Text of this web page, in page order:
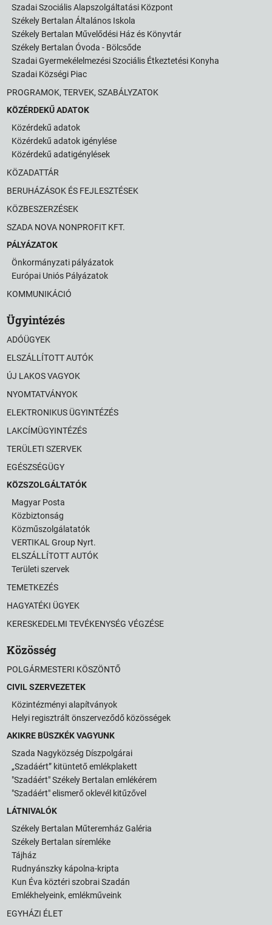
Szadai Szociális Alapszolgáltatási Központ
Székely Bertalan Általános Iskola
Székely Bertalan Művelődési Ház és Könyvtár
Székely Bertalan Óvoda - Bölcsőde
Szadai Gyermekélelmezési Szociális Étkeztetési Konyha
Szadai Községi Piac
PROGRAMOK, TERVEK, SZABÁLYZATOK
KÖZÉRDEKŰ ADATOK
Közérdekű adatok
Közérdekű adatok igénylése
Közérdekű adatigénylések
KÖZADATTÁR
BERUHÁZÁSOK ÉS FEJLESZTÉSEK
KÖZBESZERZÉSEK
SZADA NOVA NONPROFIT KFT.
PÁLYÁZATOK
Önkormányzati pályázatok
Európai Uniós Pályázatok
KOMMUNIKÁCIÓ
Ügyintézés
ADÓÜGYEK
ELSZÁLLÍTOTT AUTÓK
ÚJ LAKOS VAGYOK
NYOMTATVÁNYOK
ELEKTRONIKUS ÜGYINTÉZÉS
LAKCÍMÜGYINTÉZÉS
TERÜLETI SZERVEK
EGÉSZSÉGÜGY
KÖZSZOLGÁLTATÓK
Magyar Posta
Közbiztonság
Közműszolgálatatók
VERTIKAL Group Nyrt.
ELSZÁLLÍTOTT AUTÓK
Területi szervek
TEMETKEZÉS
HAGYATÉKI ÜGYEK
KERESKEDELMI TEVÉKENYSÉG VÉGZÉSE
Közösség
POLGÁRMESTERI KÖSZÖNTŐ
CIVIL SZERVEZETEK
Közintézményi alapítványok
Helyi regisztrált önszerveződő közösségek
AKIKRE BÜSZKÉK VAGYUNK
Szada Nagyközség Díszpolgárai
„Szadáért” kitüntető emlékplakett
"Szadáért" Székely Bertalan emlékérem
"Szadáért" elismerő oklevél kitűzővel
LÁTNIVALÓK
Székely Bertalan Műteremház Galéria
Székely Bertalan síremléke
Tájház
Rudnyánszky kápolna-kripta
Kun Éva köztéri szobrai Szadán
Emlékhelyeink, emlékműveink
EGYHÁZI ÉLET